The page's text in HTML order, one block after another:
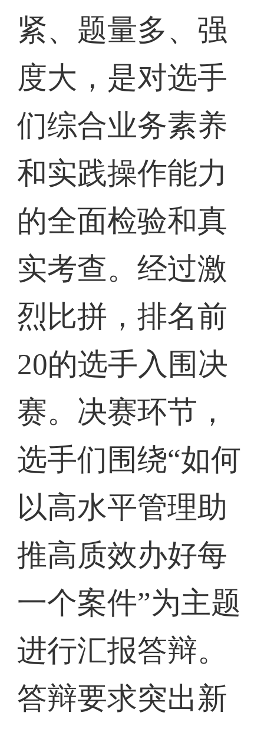
紧、题量多、强
度大，是对选手
们综合业务素养
和实践操作能力
的全面检验和真
实考查。经过激
烈比拼，排名前
20的选手入围决
赛。决赛环节，
选手们围绕“如何
以高水平管理助
推高质效办好每
一个案件”为主题
进行汇报答辩。
答辩要求突出新